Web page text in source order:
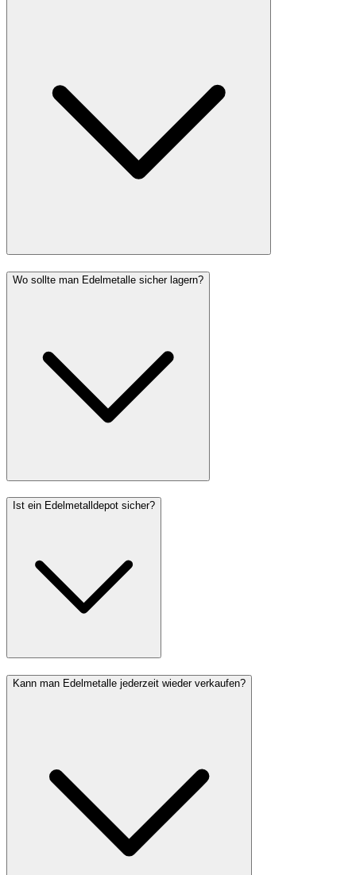
Wo sollte man Edelmetalle sicher lagern?
Ist ein Edelmetalldepot sicher?
Kann man Edelmetalle jederzeit wieder verkaufen?